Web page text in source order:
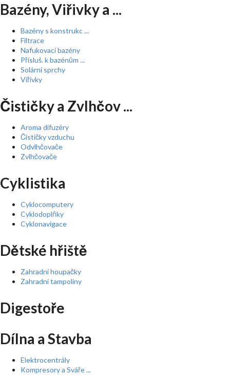
Bazény, Viřivky a ...
Bazény s konstrukc ...
Filtrace
Nafukovací bazény
Přísluš. k bazénům ...
Solární sprchy
Vířivky
Čističky a Zvlhčov ...
Aroma difuzéry
Čističky vzduchu
Odvlhčovače
Zvlhčovače
Cyklistika
Cyklocomputery
Cyklodoplňky
Cyklonavigace
Dětské hřiště
Zahradní houpačky
Zahradní tampolíny
Digestoře
Dílna a Stavba
Elektrocentrály
Kompresory a Sváře ...